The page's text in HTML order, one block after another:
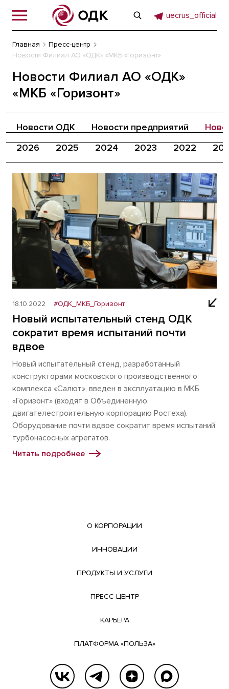
uecrus_official
Главная
Пресс-центр
Новости Филиал АО «ОДК» «МКБ «Горизонт»
Новости Филиал АО «ОДК»
«МКБ «Горизонт»
Новости ОДК Новости предприятий
2026
2025 2024 2023 2022
18.10.2022 #ОДК_МКБ_Горизонт
Новый испытательный стенд ОДК
сократит время испытаний почти
вдвое
Новый испытательный стенд, разработанный
конструкторами московского производственного
комплекса «Салют», введен в эксплуатацию в МКБ
«Горизонт» (входят в Объединенную
двигателестроительную корпорацию Ростеха).
Оборудование почти вдвое сократит время испытаний
турбонасосных агрегатов.
Читать подробнее
О КОРПОРАЦИИ
ИННОВАЦИИ
ПРОДУКТЫ И УСЛУГИ
ПРЕСС-ЦЕНТР
КАРЬЕРА
ПЛАТФОРМА «ПОЛЬЗА»